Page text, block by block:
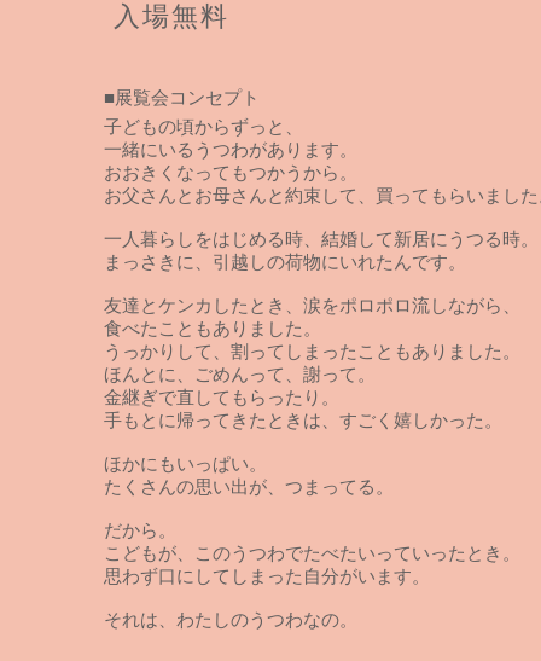
入場無料
■展覧会コンセプト
子どもの頃からずっと、
一緒にいるうつわがあります。
おおきくなってもつかうから。
お父さんとお母さんと約束して、買ってもらいまし
一人暮らしをはじめる時、結婚して新居にうつる時。
まっさきに、引越しの荷物にいれたんです。
友達とケンカしたとき、涙をポロポロ流しながら、
食べたこともありました。
うっかりして、割ってしまったこともありました。
ほんとに、ごめんって、謝って。
金継ぎで直してもらったり。
手もとに帰ってきたときは、すごく嬉しかった。
ほかにもいっぱい。
たくさんの思い出が、つまってる。
だから。
こどもが、このうつわでたべたいっていったとき。
思わず口にしてしまった自分がいます。
それは、わたしのうつわなの。